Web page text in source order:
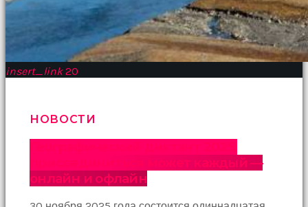
insert_link 20
НОВОСТИ
присоединиться может каждый —
онлайн и офлайн